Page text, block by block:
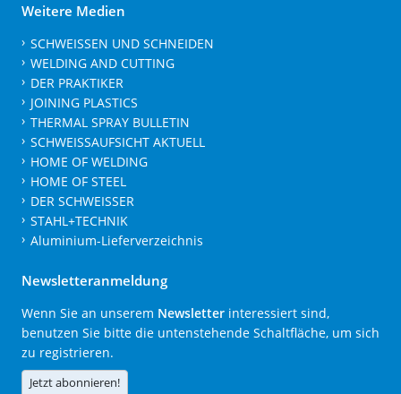
Weitere Medien
SCHWEISSEN UND SCHNEIDEN
WELDING AND CUTTING
DER PRAKTIKER
JOINING PLASTICS
THERMAL SPRAY BULLETIN
SCHWEISSAUFSICHT AKTUELL
HOME OF WELDING
HOME OF STEEL
DER SCHWEISSER
STAHL+TECHNIK
Aluminium-Lieferverzeichnis
Newsletteranmeldung
Wenn Sie an unserem Newsletter interessiert sind,
benutzen Sie bitte die untenstehende Schaltfläche, um sich
zu registrieren.
Jetzt abonnieren!